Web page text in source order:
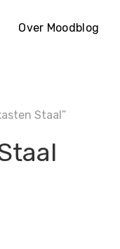
Over Moodblog
Staal”